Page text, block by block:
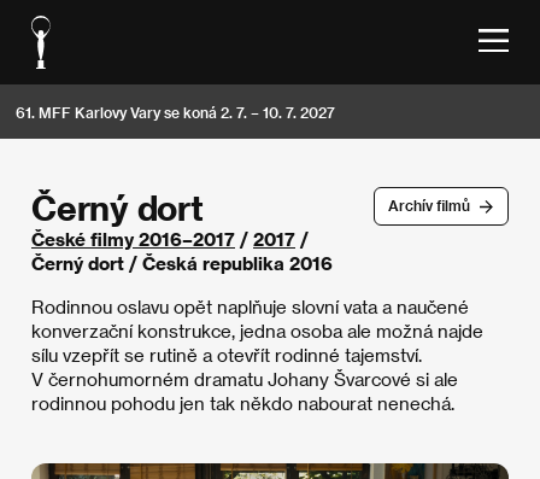
61. MFF Karlovy Vary se koná 2. 7. – 10. 7. 2027
Archív filmů
Černý dort
České filmy 2016–2017 / 2017 /
Černý dort / Česká republika 2016
Rodinnou oslavu opět naplňuje slovní vata a naučené
konverzační konstrukce, jedna osoba ale možná najde
sílu vzepřít se rutině a otevřít rodinné tajemství.
V černohumorném dramatu Johany Švarcové si ale
rodinnou pohodu jen tak někdo nabourat nenechá.